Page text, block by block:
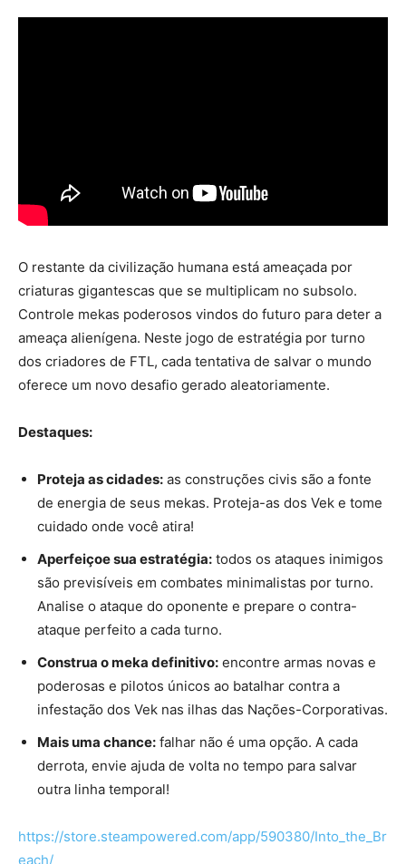
O restante da civilização humana está ameaçada por
criaturas gigantescas que se multiplicam no subsolo.
Controle mekas poderosos vindos do futuro para deter a
ameaça alienígena. Neste jogo de estratégia por turno
dos criadores de FTL, cada tentativa de salvar o mundo
oferece um novo desafio gerado aleatoriamente.
Destaques:
Proteja as cidades: as construções civis são a fonte
de energia de seus mekas. Proteja-as dos Vek e tome
cuidado onde você atira!
Aperfeiçoe sua estratégia: todos os ataques inimigos
são previsíveis em combates minimalistas por turno.
Analise o ataque do oponente e prepare o contra-
ataque perfeito a cada turno.
Construa o meka definitivo: encontre armas novas e
poderosas e pilotos únicos ao batalhar contra a
infestação dos Vek nas ilhas das Nações-Corporativas.
Mais uma chance: falhar não é uma opção. A cada
derrota, envie ajuda de volta no tempo para salvar
outra linha temporal!
https://store.steampowered.com/app/590380/Into_the_Br
each/